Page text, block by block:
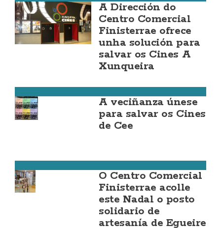
A Dirección do
Centro Comercial
Finisterrae ofrece
unha solución para
salvar os Cines A
Xunqueira
A veciñanza únese
para salvar os Cines
de Cee
O Centro Comercial
Finisterrae acolle
este Nadal o posto
solidario de
artesanía de Egueire